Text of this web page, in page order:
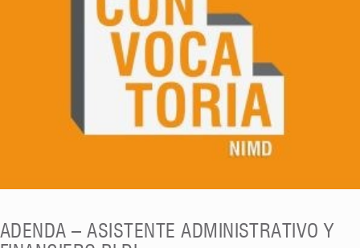
ADENDA – ASISTENTE ADMINISTRATIVO Y